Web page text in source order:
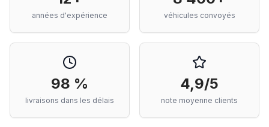
années d'expérience véhicules convoyés
98 %
livraisons dans les délais
4,9/5
note moyenne clients